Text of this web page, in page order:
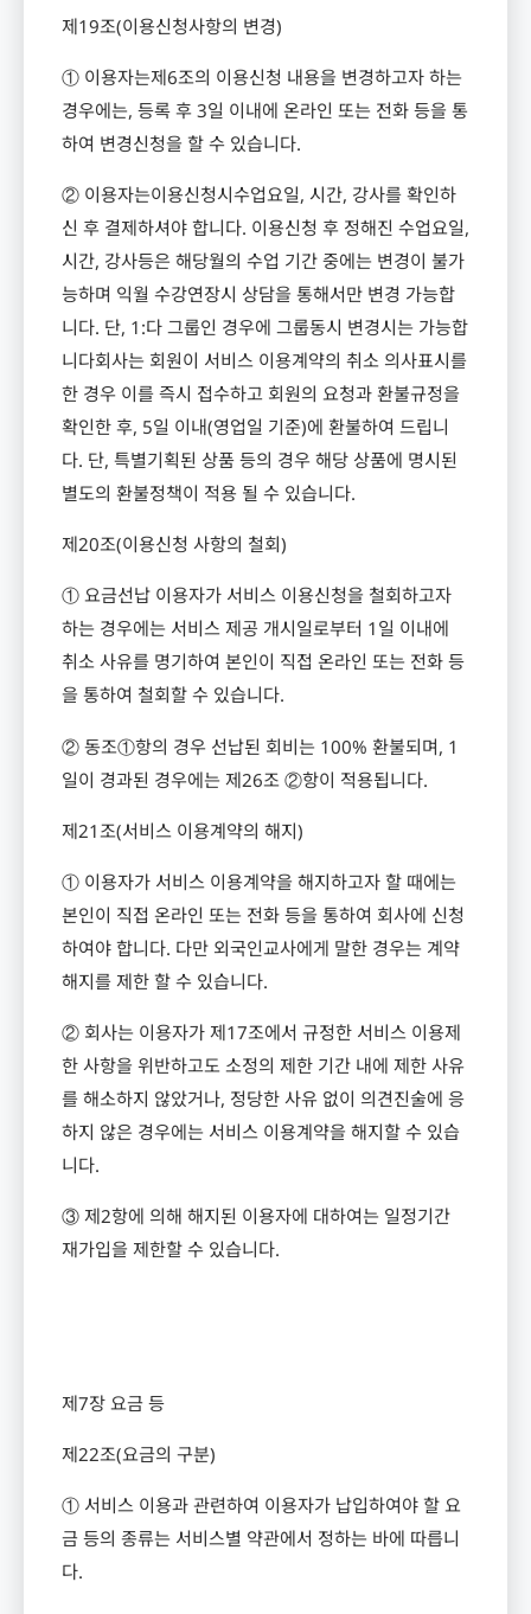
제19조(이용신청사항의 변경)
① 이용자는제6조의 이용신청 내용을 변경하고자 하는
경우에는, 등록 후 3일 이내에 온라인 또는 전화 등을 통
하여 변경신청을 할 수 있습니다.
② 이용자는이용신청시수업요일, 시간, 강사를 확인하
신 후 결제하셔야 합니다. 이용신청 후 정해진 수업요일,
시간, 강사등은 해당월의 수업 기간 중에는 변경이 불가
능하며 익월 수강연장시 상담을 통해서만 변경 가능합
니다. 단, 1:다 그룹인 경우에 그룹동시 변경시는 가능합
니다회사는 회원이 서비스 이용계약의 취소 의사표시를
한 경우 이를 즉시 접수하고 회원의 요청과 환불규정을
확인한 후, 5일 이내(영업일 기준)에 환불하여 드립니
다. 단, 특별기획된 상품 등의 경우 해당 상품에 명시된
별도의 환불정책이 적용 될 수 있습니다.
제20조(이용신청 사항의 철회)
① 요금선납 이용자가 서비스 이용신청을 철회하고자
하는 경우에는 서비스 제공 개시일로부터 1 일 이내에
취소 사유를 명기하여 본인이 직접 온라인 또는 전화 등
을 통하여 철회할 수 있습니다.
② 동조①항의 경우 선납된 회비는 100% 환불되며, 1
일이 경과된 경우에는 제26조 ②항이 적용됩니다.
제21조(서비스 이용계약의 해지)
① 이용자가 서비스 이용계약을 해지하고자 할 때에는
본인이 직접 온라인 또는 전화 등을 통하여 회사에 신청
하여야 합니다. 다만 외국인교사에게 말한 경우는 계약
해지를 제한 할 수 있습니다.
② 회사는 이용자가 제17조에서 규정한 서비스 이용제
한 사항을 위반하고도 소정의 제한 기간 내에 제한 사유
를 해소하지 않았거나, 정당한 사유 없이 의견진술에 응
하지 않은 경우에는 서비스 이용계약을 해지할 수 있습
니다.
③ 제2항에 의해 해지된 이용자에 대하여는 일정기간
재가입을 제한할 수 있습니다.
제7장 요금 등
제22조(요금의 구분)
① 서비스 이용과 관련하여 이용자가 납입하여야 할 요
금 등의 종류는 서비스별 약관에서 정하는 바에 따릅니
다.